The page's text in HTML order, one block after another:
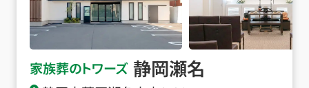
家族葬のトワーズ 静岡瀬名